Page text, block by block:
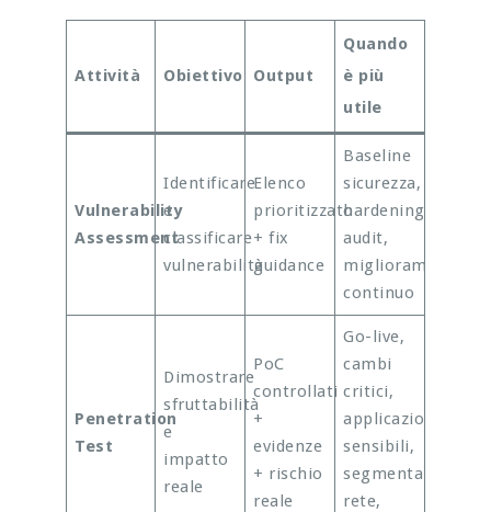
Attività Obiettivo Output
Quando
è più
utile
Vulnerability
Assessment
Identificare
e
classificare
vulnerabilità
Elenco
prioritizzato
+ fix
guidance
Baseline
sicurezza,
hardening,
audit,
miglioramento
continuo
Penetration
Test
Dimostrare
sfruttabilità
e
impatto
reale
PoC
controllati
+
evidenze
+ rischio
reale
Go-live,
cambi
critici,
applicazioni
sensibili,
segmentazione
rete,